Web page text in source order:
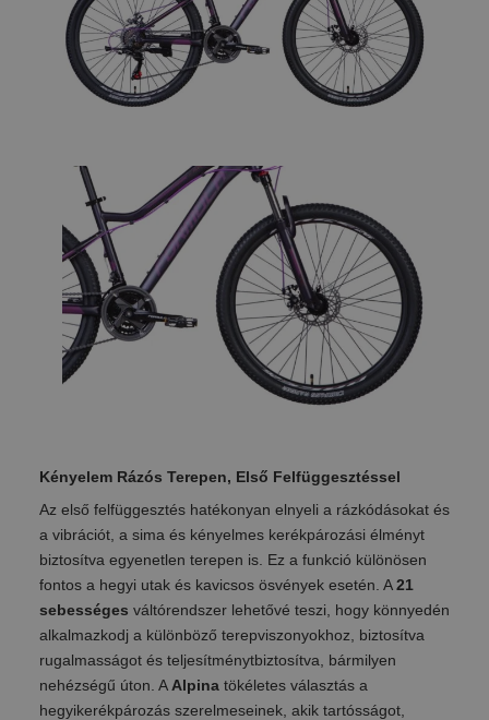
Kényelem Rázós Terepen, Első Felfüggesztéssel
Az első felfüggesztés hatékonyan elnyeli a rázkódásokat és
a vibrációt, a sima és kényelmes kerékpározási élményt
biztosítva egyenetlen terepen is. Ez a funkció különösen
fontos a hegyi utak és kavicsos ösvények esetén. A21
sebességes váltórendszer lehetővé teszi, hogy könnyedén
alkalmazkodj a különböző terepviszonyokhoz, biztosítva
rugalmasságot és teljesítménytbiztosítva, bármilyen
nehézségű úton. A Alpinatökéletes választás a
hegyikerékpározás szerelmeseinek, akik tartósságot,